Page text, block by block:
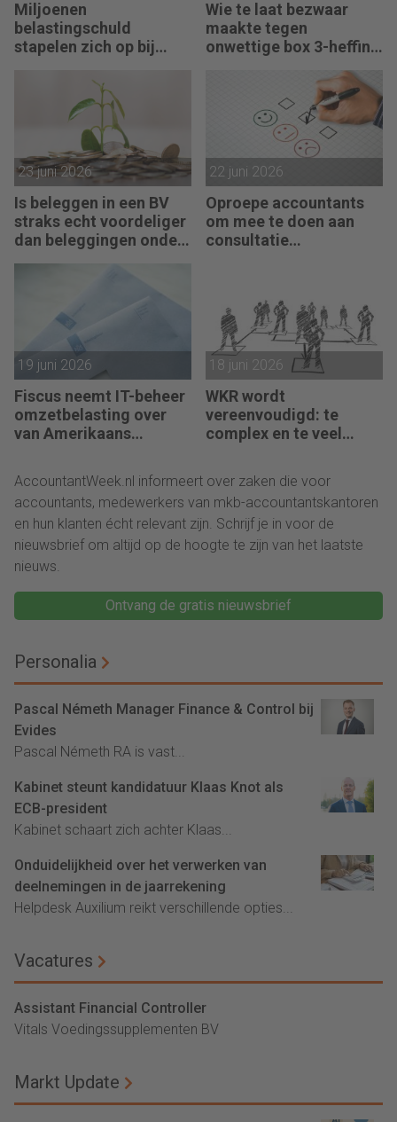
Miljoenen
belastingschuld
stapelen zich op bij
Wie te laat bezwaar
maakte tegen
onwettige box 3-heffing
23 juni 2026
Is beleggen in een BV
straks echt voordeliger
dan beleggingen onder
22 juni 2026
Oproepe accountants
om mee te doen aan
consultatie
19 juni 2026
Fiscus neemt IT-beheer
omzetbelasting over
van Amerikaans
18 juni 2026
WKR wordt
vereenvoudigd: te
complex en te veel
AccountantWeek.nl informeert over zaken die voor
accountants, medewerkers van mkb-accountantskantoren
en hun klanten écht relevant zijn. Schrijf je in voor de
nieuwsbrief om altijd op de hoogte te zijn van het laatste
nieuws.
Ontvang de gratis nieuwsbrief
Personalia
Pascal Németh Manager Finance & Control bij
Evides
Pascal Németh RA is vast...
Kabinet steunt kandidatuur Klaas Knot als
ECB-president
Kabinet schaart zich achter Klaas...
Onduidelijkheid over het verwerken van
deelnemingen in de jaarrekening
Helpdesk Auxilium reikt verschillende opties...
Vacatures
Assistant Financial Controller
Vitals Voedingssupplementen BV
Markt Update